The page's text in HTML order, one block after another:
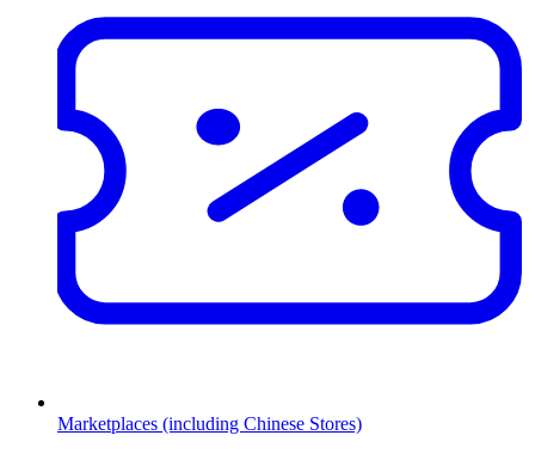
Marketplaces (including Chinese Stores)